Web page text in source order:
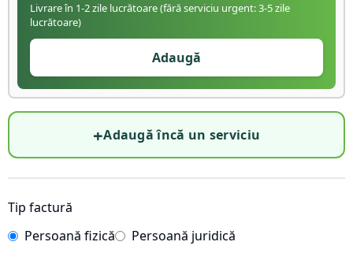
Livrare în 1-2 zile lucrătoare (fără serviciu urgent: 3-5 zile
lucrătoare)
Adaugă
+Adaugă încă un serviciu
Tip factură
Persoană fizică
Persoană juridică